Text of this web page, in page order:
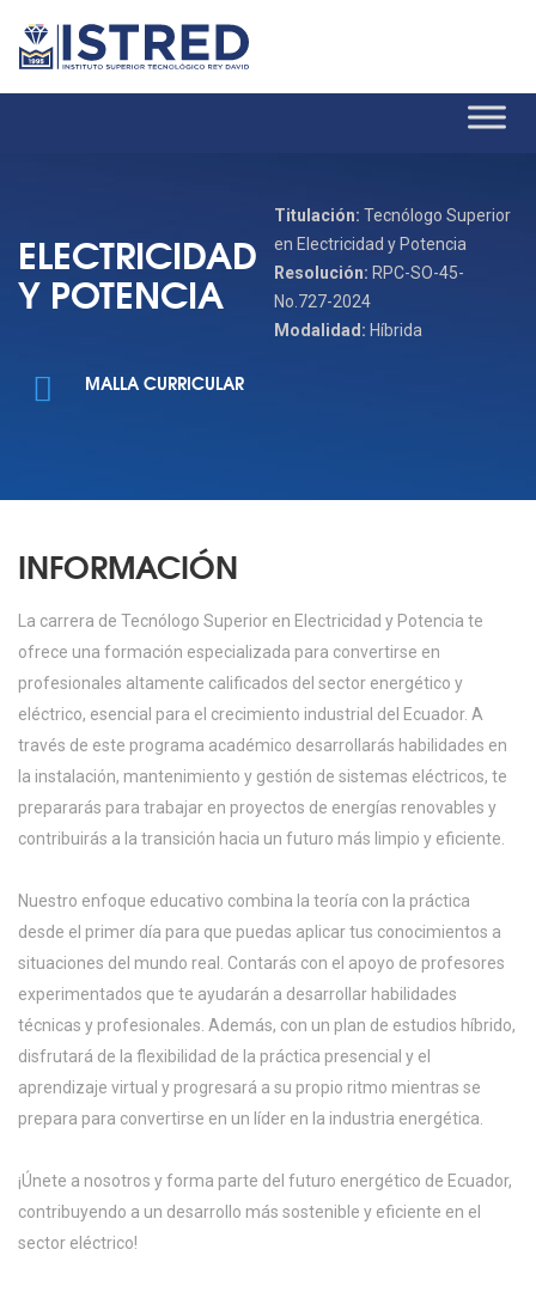
ELECTRICIDAD
Y POTENCIA
Titulación:Tecnólogo Superior
en Electricidad y Potencia
Resolución: RPC-SO-45-
No.727-2024
Modalidad: Híbrida
MALLA CURRICULAR
INFORMACIÓN
La carrera de Tecnólogo Superior en Electricidad y Potencia te
ofrece una formación especializada para convertirse en
profesionales altamente calificados del sector energético y
eléctrico, esencial para el crecimiento industrial del Ecuador. A
través de este programa académico desarrollarás habilidades en
la instalación, mantenimiento y gestión de sistemas eléctricos, te
prepararás para trabajar en proyectos de energías renovables y
contribuirás a la transición hacia un futuro más limpio y eficiente.
Nuestro enfoque educativo combina la teoría con la práctica
desde el primer día para que puedas aplicar tus conocimientos a
situaciones del mundo real. Contarás con el apoyo de profesores
experimentados que te ayudarán a desarrollar habilidades
técnicas y profesionales. Además, con un plan de estudios híbrido,
disfrutará de la flexibilidad de la práctica presencial y el
aprendizaje virtual y progresará a su propio ritmo mientras se
prepara para convertirse en un líder en la industria energética.
¡Únete a nosotros y forma parte del futuro energético de Ecuador,
contribuyendo a un desarrollo más sostenible y eficiente en el
sector eléctrico!